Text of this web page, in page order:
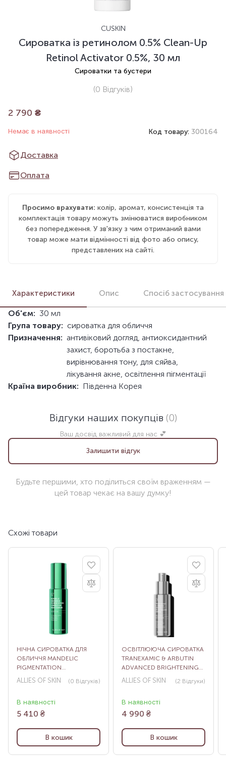
CUSKIN
Сироватка із ретинолом 0.5% Clean-Up
Retinol Activator 0.5%, 30 мл
Сироватки та бустери
(0 Відгуків)
2 790 ₴
Немає в наявності Код товару: 300164
Доставка
Оплата
Просимо врахувати: колір, аромат, консистенція та
комплектація товару можуть змінюватися виробником
без попередження. У зв'язку з чим отриманий вами
товар може мати відмінності від фото або опису,
представлених на сайті.
Характеристики Опис Спосіб застосування
Об'єм: 30 мл
Група товару: сироватка для обличчя
Призначення: антивіковий догляд, антиоксидантний
захист, боротьба з постакне,
вирівнювання тону, для сяйва,
лікування акне, освітлення пігментації
Країна виробник: Південна Корея
Відгуки наших покупців (0)
Ваш досвід важливий для нас 💕
Залишити відгук
Будьте першими, хто поділиться своїм враженням —
цей товар чекає на вашу думку!
Схожі товари
НІЧНА СИРОВАТКА ДЛЯ
ОБЛИЧЧЯ MANDELIC
PIGMENTATION
CORRECTOR NIGHT SERUM
NEW DESIGN, 30 МЛ
ALLIES OF SKIN (0 Відгуків)
В наявності
5 410 ₴
В кошик
ОСВІТЛЮЮЧА СИРОВАТКА
TRANEXAMIC & ARBUTIN
ADVANCED BRIGHTENING
SERUM, 30 МЛ
ALLIES OF SKIN (2 Відгуки)
В наявності
4 990 ₴
В кошик